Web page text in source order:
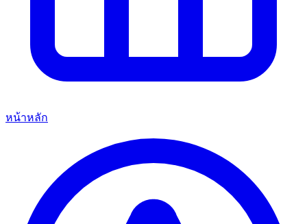
หน้าหลัก